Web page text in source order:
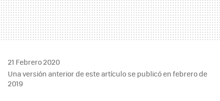
21 Febrero 2020
Una versión anterior de este artículo se publicó en febrero de
2019